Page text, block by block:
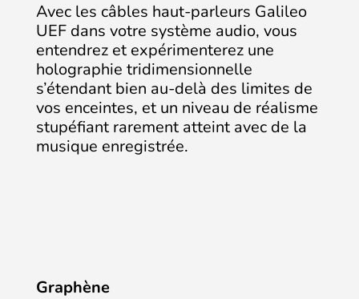
Avec les câbles haut-parleurs Galileo
UEF dans votre système audio, vous
entendrez et expérimenterez une
holographie tridimensionnelle
s’étendant bien au-delà des limites de
vos enceintes, et un niveau de réalisme
stupéfiant rarement atteint avec de la
musique enregistrée.
Graphène